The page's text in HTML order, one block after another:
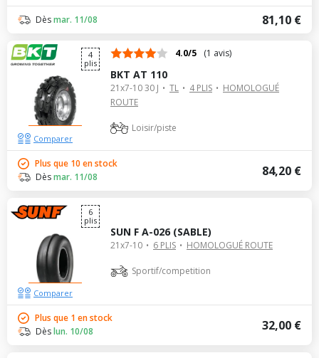
81,10 €
Dèsmar. 11/08
4
plis
4.0/5 (1 avis)
BKT AT 110
21x7-10 30 J TL 4 PLIS
HOMOLOGUÉ
ROUTE
Loisir/piste
84,20 €
Plus que 10 en stock
Dèsmar. 11/08
Comparer
6
plis
SUN F A-026 (SABLE)
21x7-10 6 PLIS HOMOLOGUÉ ROUTE
Sportif/competition
32,00 €
Plus que 1 en stock
Dèslun. 10/08
Comparer